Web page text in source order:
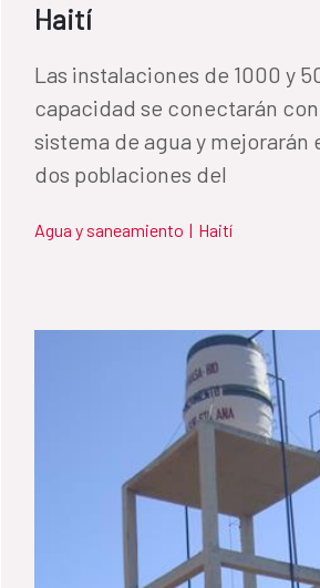
Haití
Las instalaciones de 1000 y
capacidad se conectarán
sistema de agua y mejorarán
dos poblaciones del
Agua y saneamiento | Haití